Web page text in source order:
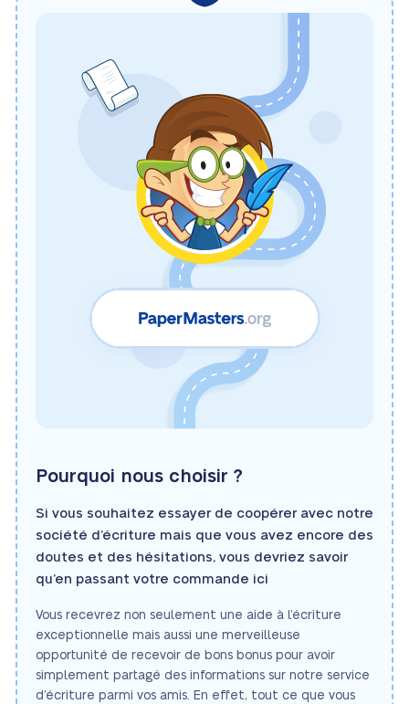
Pourquoi nous choisir ?
Si vous souhaitez essayer de coopérer avec notre
société d’écriture mais que vous avez encore des
doutes et des hésitations, vous devriez savoir
qu’en passant votre commande ici
Vous recevrez non seulement une aide à l’écriture
exceptionnelle mais aussi une merveilleuse
opportunité de recevoir de bons bonus pour avoir
simplement partagé des informations sur notre service
d’écriture parmi vos amis. En effet, tout ce que vous